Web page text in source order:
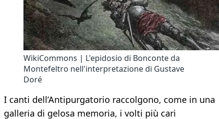
WikiCommons | L'epidosio di Bonconte da
Montefeltro nell'interpretazione di Gustave
Doré
I canti dell’Antipurgatorio raccolgono, come in una
galleria di gelosa memoria, i volti più cari